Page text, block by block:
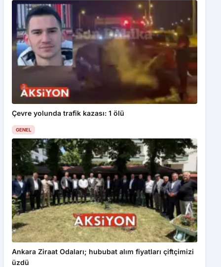
Çevre yolunda trafik kazası: 1 ölü
GENEL
Ankara Ziraat Odaları; hububat alım fiyatları çiftçimizi
üzdü